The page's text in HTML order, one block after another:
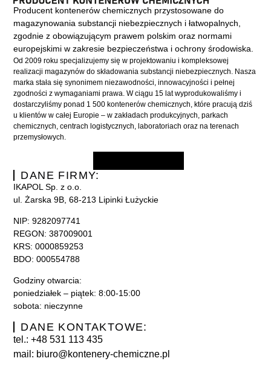
Producent kontenerów chemicznych przystosowane do
magazynowania substancji niebezpiecznych i łatwopalnych,
zgodnie z obowiązującym prawem polskim oraz normami
europejskimi w zakresie bezpieczeństwa i ochrony środowiska.
Od 2009 roku specjalizujemy się w projektowaniu i kompleksowej
realizacji magazynów do składowania substancji niebezpiecznych. Nasza
marka stała się synonimem niezawodności, innowacyjności i pełnej
zgodności z wymaganiami prawa. W ciągu 15 lat wyprodukowaliśmy i
dostarczyliśmy ponad 1 500 kontenerów chemicznych, które pracują dziś
u klientów w całej Europie – w zakładach produkcyjnych, parkach
chemicznych, centrach logistycznych, laboratoriach oraz na terenach
przemysłowych.
DANE FIRMY:
IKAPOL Sp. z o.o.
ul. Żarska 9B, 68-213 Lipinki Łużyckie
NIP: 9282097741
REGON: 387009001
KRS: 0000859253
BDO: 000554788
Godziny otwarcia:
poniedziałek – piątek: 8:00-15:00
sobota: nieczynne
DANE KONTAKTOWE:
tel.: +48 531 113 435
mail: biuro@kontenery-chemiczne.pl